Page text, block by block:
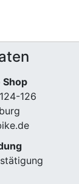
Shop
126